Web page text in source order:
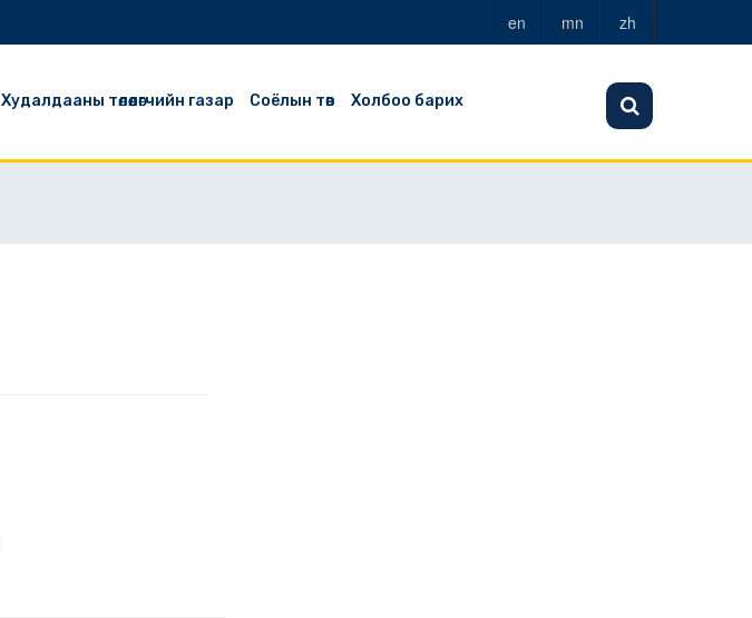
en mn zh
Худалдааны төлөөлөгчийн газар Соёлын төв Холбоо барих